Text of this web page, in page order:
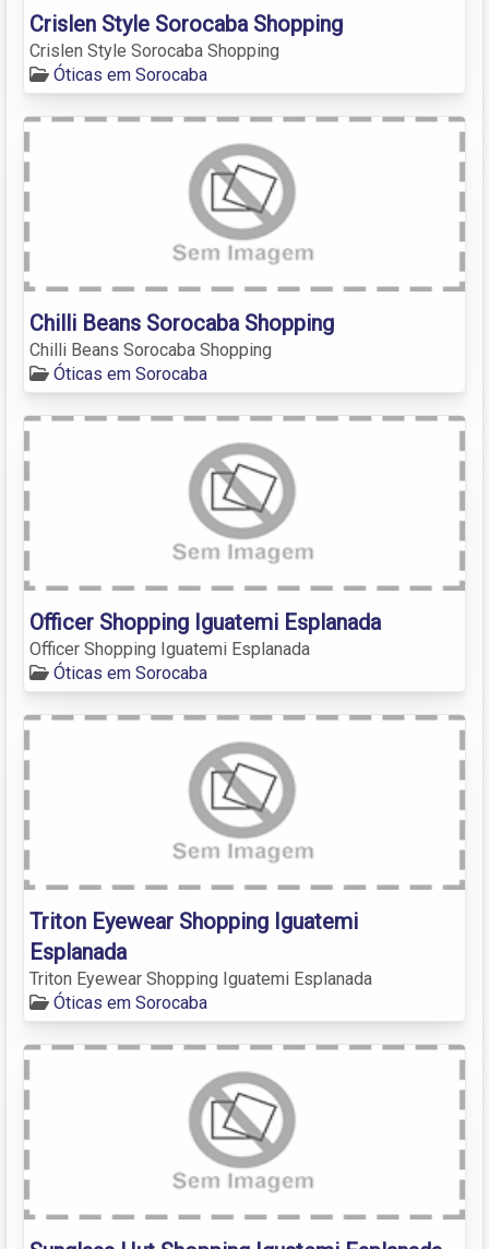
Crislen Style Sorocaba Shopping
Crislen Style Sorocaba Shopping
Óticas em Sorocaba
Chilli Beans Sorocaba Shopping
Chilli Beans Sorocaba Shopping
Óticas em Sorocaba
Officer Shopping Iguatemi Esplanada
Officer Shopping Iguatemi Esplanada
Óticas em Sorocaba
Triton Eyewear Shopping Iguatemi
Esplanada
Triton Eyewear Shopping Iguatemi Esplanada
Óticas em Sorocaba